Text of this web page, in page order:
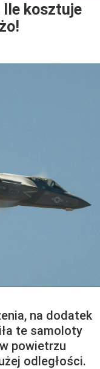
Ile kosztuje
na dodatek
te samoloty
powietrzu
odległości.